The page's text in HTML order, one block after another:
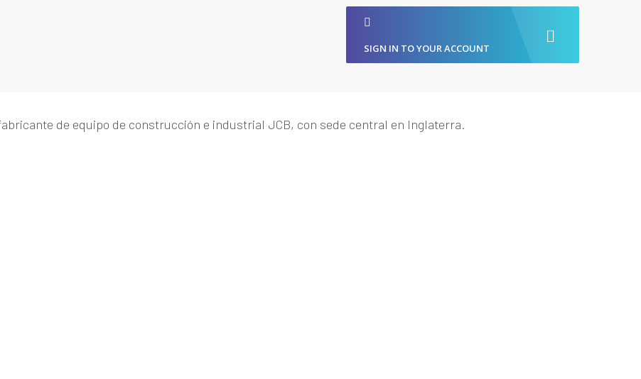
SIGN IN TO YOUR ACCOUNT
de equipo de construcción e industrial JCB, con sede central en Inglaterra.